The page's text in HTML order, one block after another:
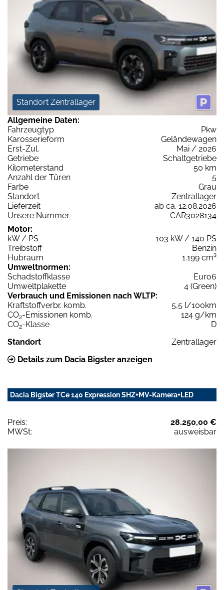
Standort Zentrallager
Allgemeine Daten:
Fahrzeugtyp
Pkw
Karosserieform
Geländewagen
Erst-Zul.
Mai / 2026
Getriebe
Schaltgetriebe
Kilometerstand
50 km
Anzahl der Türen
5
Farbe
Grau
Standort
Zentrallager
Lieferzeit
ab ca. 12.08.2026
Unsere Nummer
CAR3028134
Motor:
kW / PS
103 kW / 140 PS
Treibstoff
Benzin
Hubraum
1.199 cm³
Umweltnormen:
Schadstoffklasse
Euro6
Umweltplakette
4 (Green)
Verbrauch und Emissionen nach WLTP:
Kraftstoffverbr. komb.
5,5 l/100km
CO2-Emissionen komb.
124 g/km
CO2-Klasse
D
Standort
Zentrallager
Details zum Dacia Bigster anzeigen
Dacia Bigster TCe 140 Expression SHZ+MV-Kamera+LED
Preis:
28.250,00 €
MWSt:
ausweisbar